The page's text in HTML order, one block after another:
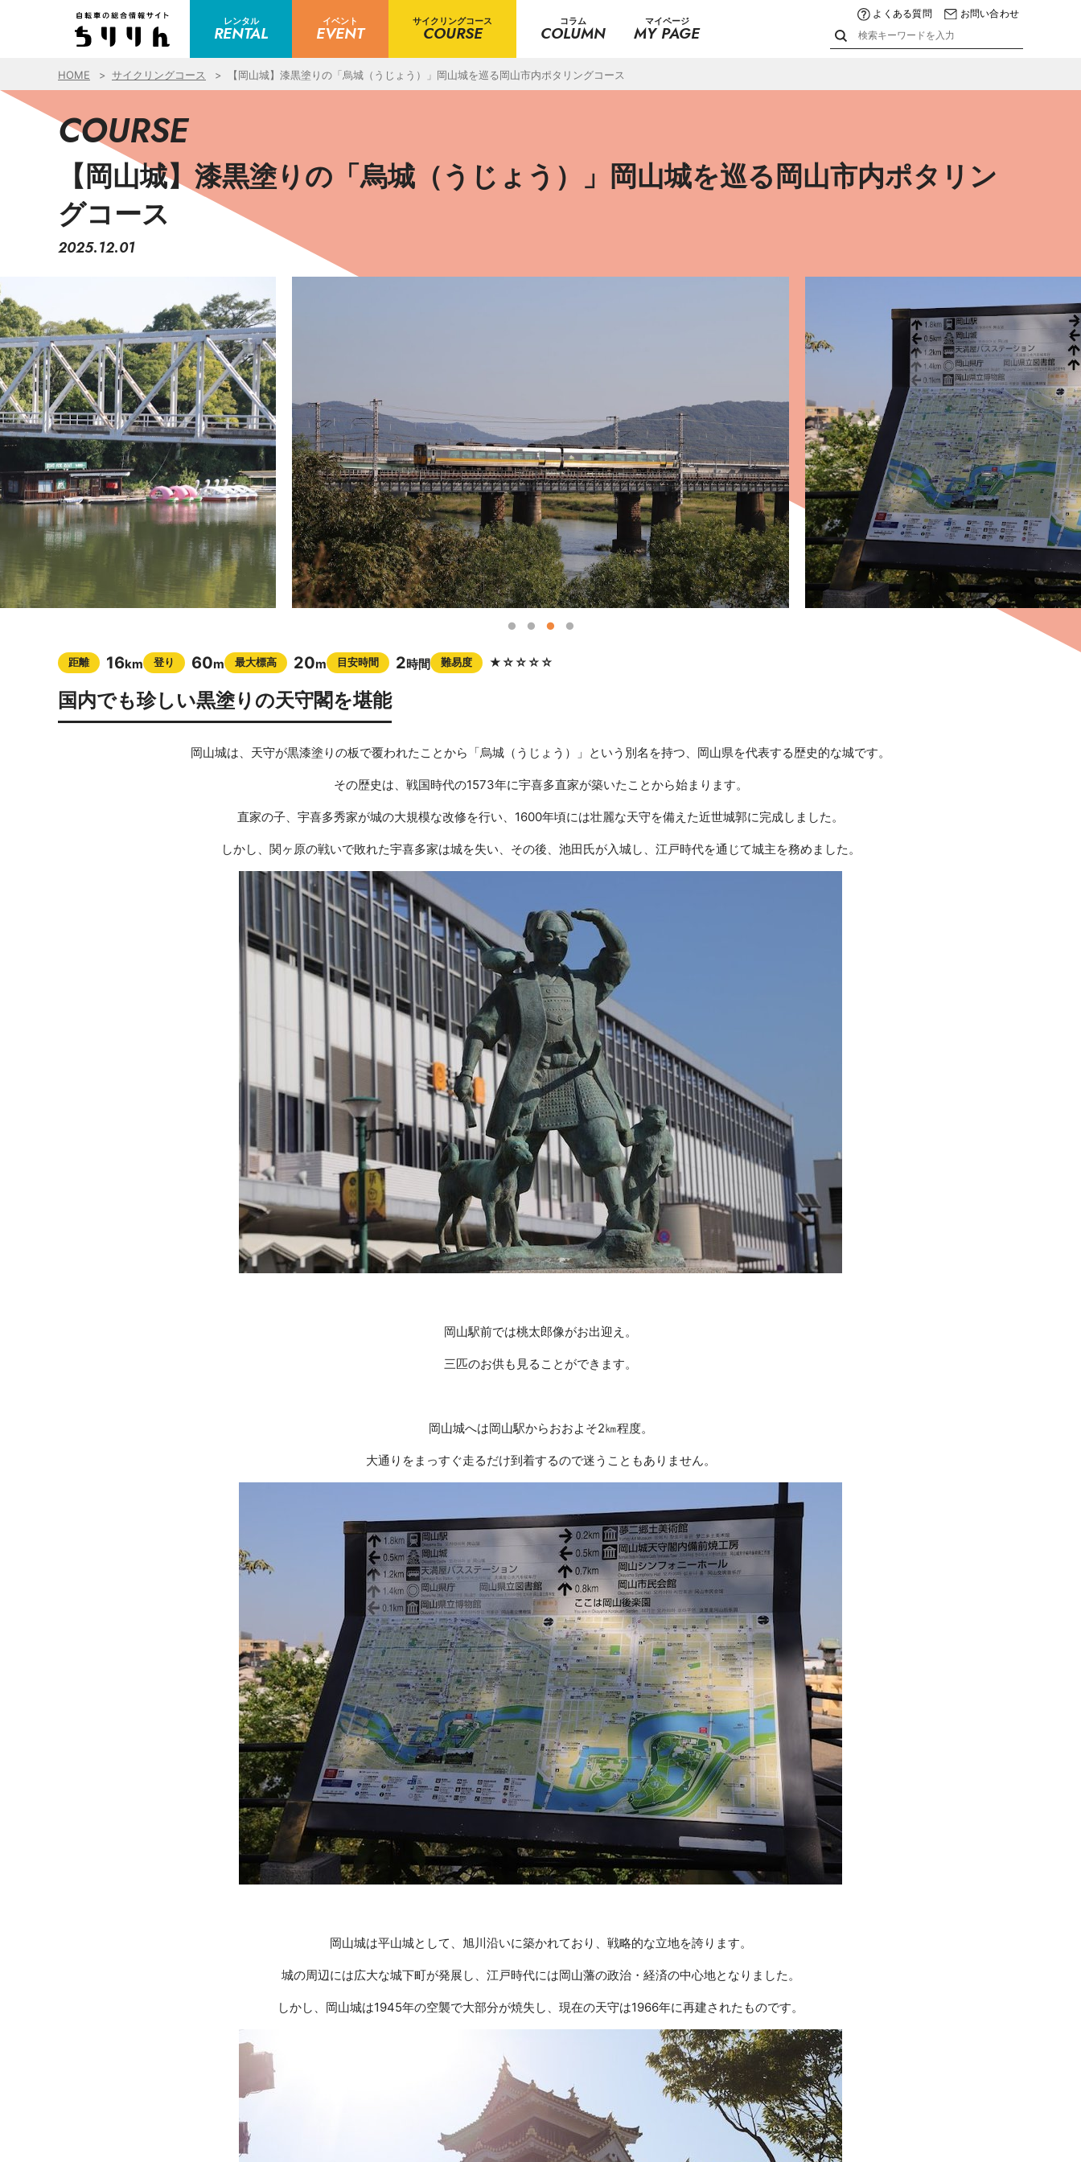
レンタル
RENTAL
イベント
EVENT
サイクリングコース
COURSE
コラム
COLUMN
マイページ
MY PAGE
よくある質問 お問い合わせ
HOME サイクリングコース 【岡山城】漆黒塗りの「烏城（うじょう）」岡山城を巡る岡山市内ポタリングコース
COURSE
【岡山城】漆黒塗りの「烏城（うじょう）」岡山城を巡る岡山市内ポタリン
グコース
2025.12.01
距離 16km 登り 60m 最大標高 20m 目安時間 2時間 難易度 ★☆☆☆☆
国内でも珍しい黒塗りの天守閣を堪能
岡山城は、天守が黒漆塗りの板で覆われたことから「烏城（うじょう）」という別名を持つ、岡山県を代表する歴史的な城です。
その歴史は、戦国時代の1573年に宇喜多直家が築いたことから始まります。
直家の子、宇喜多秀家が城の大規模な改修を行い、1600年頃には壮麗な天守を備えた近世城郭に完成しました。
しかし、関ヶ原の戦いで敗れた宇喜多家は城を失い、その後、池田氏が入城し、江戸時代を通じて城主を務めました。
岡山駅前では桃太郎像がお出迎え。
三匹のお供も見ることができます。
岡山城へは岡山駅からおおよそ2㎞程度。
大通りをまっすぐ走るだけ到着するので迷うこともありません。
岡山城は平山城として、旭川沿いに築かれており、戦略的な立地を誇ります。
城の周辺には広大な城下町が発展し、江戸時代には岡山藩の政治・経済の中心地となりました。
しかし、岡山城は1945年の空襲で大部分が焼失し、現在の天守は1966年に再建されたものです。